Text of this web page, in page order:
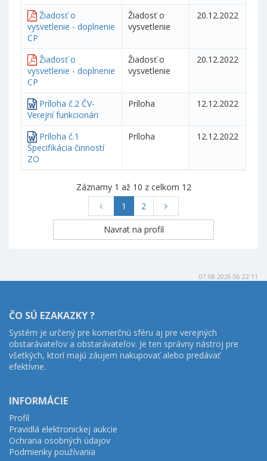
Žiadosť o
vysvetlenie - doplnenie
CP
Žiadosť o
vysvetlenie
20.12.2022
Žiadosť o
vysvetlenie - doplnenie
CP
Žiadosť o
vysvetlenie
20.12.2022
Príloha č.2 ČV-
Verejní funkcionári
Príloha 12.12.2022
Príloha č.1
Špecifikácia činností
ZO
Príloha 12.12.2022
Záznamy 1 až 10 z celkom 12
1
2
07.08.2026 06:22:11
ČO SÚ EZAKAZKY ?
Systém je určený pre komerčnú sféru aj pre verejných
obstarávateľov a obstarávateľov. Je ten správny nástroj pre
všetkých, ktorí majú záujem nakupovať alebo predávať
efektívne.
INFORMÁCIE
Profil
Pravidlá elektronickej aukcie
Ochrana osobných údajov
Podmienky používania